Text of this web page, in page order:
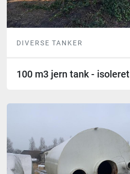
DIVERSE TANKER
100 m3 jern tank - isoleret